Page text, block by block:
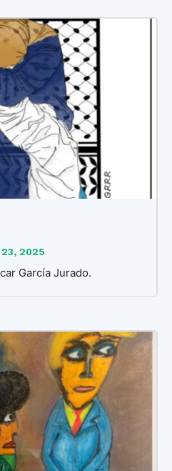
2025
García Jurado.